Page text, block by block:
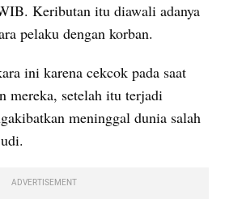
Keributan itu diawali adanya
pelaku dengan korban.
ini karena cekcok pada saat
mereka, setelah itu terjadi
meninggal dunia salah
ADVERTISEMENT